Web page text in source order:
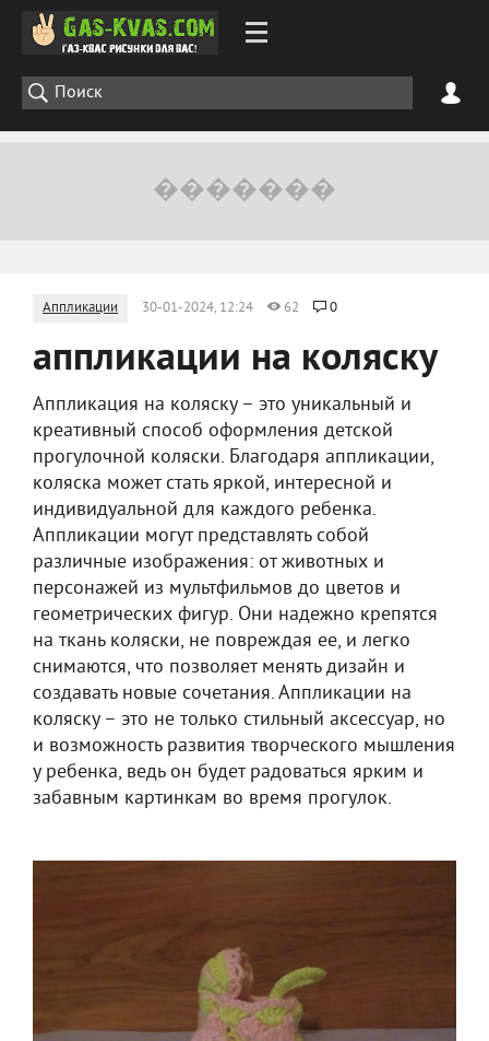
Аппликации 30-01-2024, 12:24 62 0
аппликации на коляску
Аппликация на коляску – это уникальный и
креативный способ оформления детской
прогулочной коляски. Благодаря аппликации,
коляска может стать яркой, интересной и
индивидуальной для каждого ребенка.
Аппликации могут представлять собой
различные изображения: от животных и
персонажей из мультфильмов до цветов и
геометрических фигур. Они надежно крепятся
на ткань коляски, не повреждая ее, и легко
снимаются, что позволяет менять дизайн и
создавать новые сочетания. Аппликации на
коляску – это не только стильный аксессуар, но
и возможность развития творческого мышления
у ребенка, ведь он будет радоваться ярким и
забавным картинкам во время прогулок.